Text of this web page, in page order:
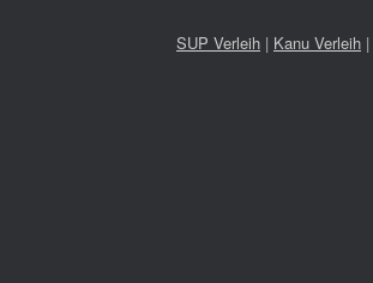
SUP Verleih | Kanu Verleih |